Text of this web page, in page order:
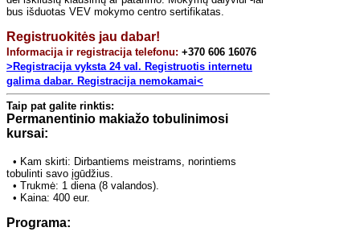
bus išduotas VEV mokymo centro sertifikatas.
Registruokitės jau dabar!
Informacija ir registracija telefonu: +370 606 16076
>Registracija vyksta 24 val. Registruotis internetu
galima dabar. Registracija nemokamai<
Taip pat galite rinktis:
Permanentinio makiažo tobulinimosi
kursai:
• Kam skirti: Dirbantiems meistrams, norintiems
tobulinti savo įgūdžius.
• Trukmė: 1 diena (8 valandos).
• Kaina: 400 eur.
Programa: